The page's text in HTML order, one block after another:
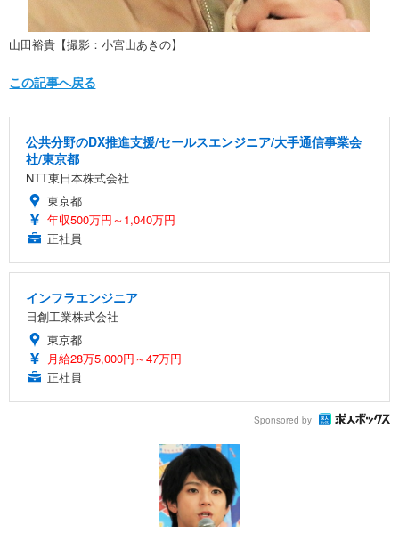
山田裕貴【撮影：小宮山あきの】
この記事へ戻る
公共分野のDX推進支援/セールスエンジニア/大手通信事業会
社/東京都
NTT東日本株式会社
東京都
年収500万円～1,040万円
正社員
インフラエンジニア
日創工業株式会社
東京都
月給28万5,000円～47万円
正社員
Sponsored by